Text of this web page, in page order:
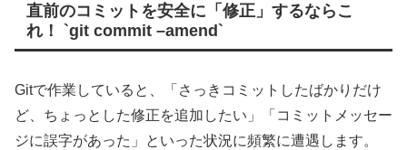
直前のコミットを安全に「修正」するならこ
れ！ `git commit –amend`
Gitで作業していると、「さっきコミットしたばかりだけ
ど、ちょっとした修正を追加したい」「コミットメッセー
ジに誤字があった」といった状況に頻繁に遭遇します。